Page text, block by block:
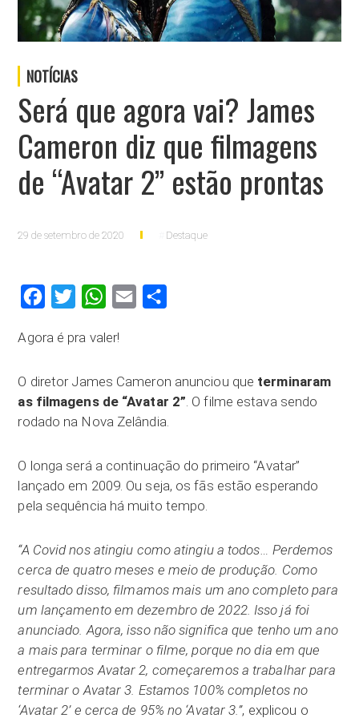
NOTÍCIAS
Será que agora vai? James
Cameron diz que filmagens
de “Avatar 2” estão prontas
29 de setembro de 2020 Destaque
FacebookTwitter WhatsApp
Email
Agora é pra valer!
O diretor James Cameron anunciou que terminaram
as filmagens de “Avatar 2”. O filme estava sendo
rodado na Nova Zelândia.
O longa será a continuação do primeiro “Avatar”
lançado em 2009. Ou seja, os fãs estão esperando
pela sequência há muito tempo.
“A Covid nos atingiu como atingiu a todos… Perdemos
cerca de quatro meses e meio de produção. Como
resultado disso, filmamos mais um ano completo para
um lançamento em dezembro de 2022. Isso já foi
anunciado. Agora, isso não significa que tenho um ano
a mais para terminar o filme, porque no dia em que
entregarmos Avatar 2, começaremos a trabalhar para
terminar o Avatar 3. Estamos 100% completos no
‘Avatar 2’ e cerca de 95% no ‘Avatar 3.”, explicou o